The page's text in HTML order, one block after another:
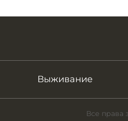
Выживание
Все права